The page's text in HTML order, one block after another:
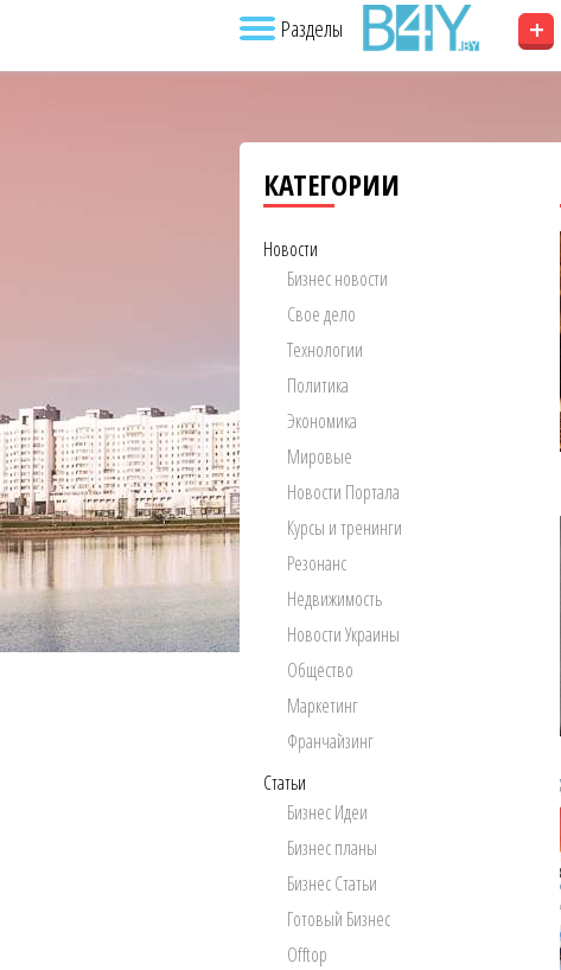
Разделы +
КАТЕГОРИИ
Новости
Бизнес новости
Свое дело
Технологии
Политика
Экономика
Мировые
Новости Портала
Курсы и тренинги
Резонанс
Недвижимость
Новости Украины
Общество
Маркетинг
Франчайзинг
Статьи
Бизнес Идеи
Бизнес планы
Бизнес Статьи
Готовый Бизнес
Offtop